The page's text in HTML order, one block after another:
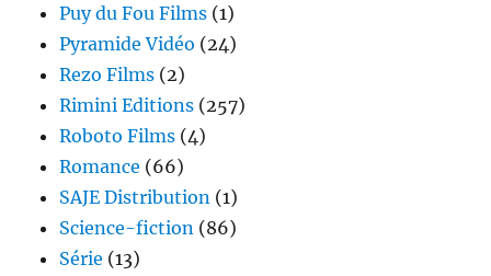
Puy du Fou Films (1)
Pyramide Vidéo (24)
Rezo Films (2)
Rimini Editions (257)
Roboto Films (4)
Romance (66)
SAJE Distribution (1)
Science-fiction (86)
Série (13)